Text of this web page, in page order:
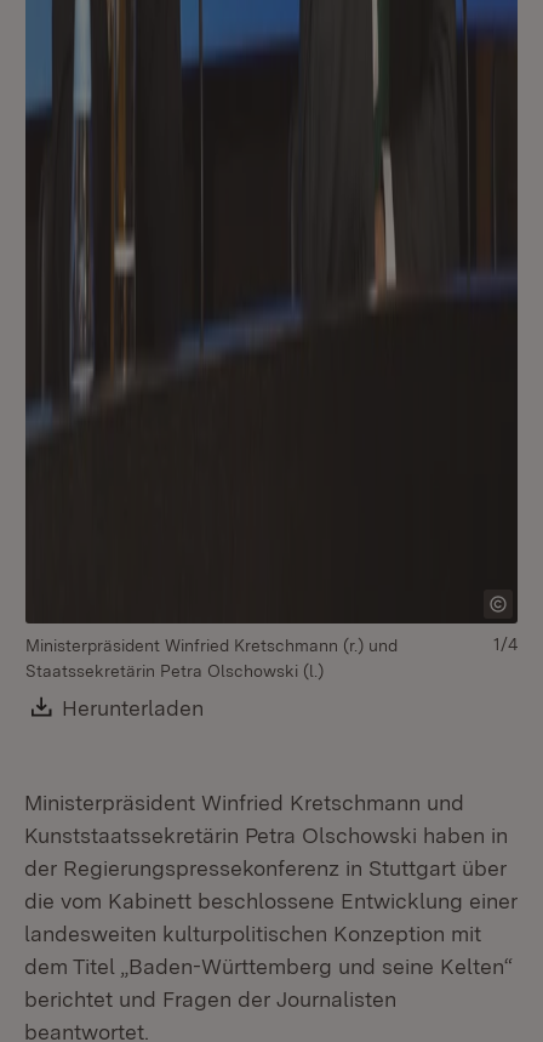
Ministerpräsident Winfried Kretschmann (r.) und
Staatssekretärin Petra Olschowski (l.)
Download:
Herunterladen
1/4
Ministerpräsident Winfried Kretschmann und
Kunststaatssekretärin Petra Olschowski haben in
der Regierungspressekonferenz in Stuttgart über
die vom Kabinett beschlossene Entwicklung einer
landesweiten kulturpolitischen Konzeption mit
dem Titel „Baden-Württemberg und seine Kelten“
berichtet und Fragen der Journalisten
beantwortet.